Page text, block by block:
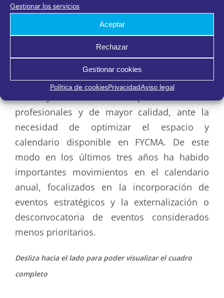
Gestionar los servicios
Aceptar
Rechazar
Gestionar cookies
Política de cookiesPrivacidadAviso legal
afectado por estas circunstancias,
manteniendo la senda de crecimiento
generalizado a partir de finales de 2021.
La estrategia plasmada en el Plan Director 22-
profesionales y de mayor calidad, ante la
necesidad de optimizar el espacio y
calendario disponible en FYCMA. De este
modo en los últimos tres años ha habido
importantes movimientos en el calendario
anual, focalizados en la incorporación de
eventos estratégicos y la externalización o
desconvocatoria de eventos considerados
menos prioritarios.
Desliza hacia el lado para poder visualizar el cuadro
completo